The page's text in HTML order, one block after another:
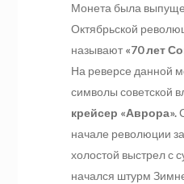
Монета была
Октябрьской
называют «70 лет
На реверсе данной
символы советской
крейсер «Аврора».
начале революции
холостой выстрел с
начался штурм